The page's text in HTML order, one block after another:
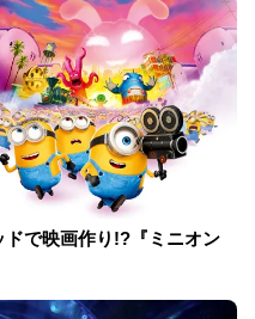
ドで映画作り!?『ミニオン